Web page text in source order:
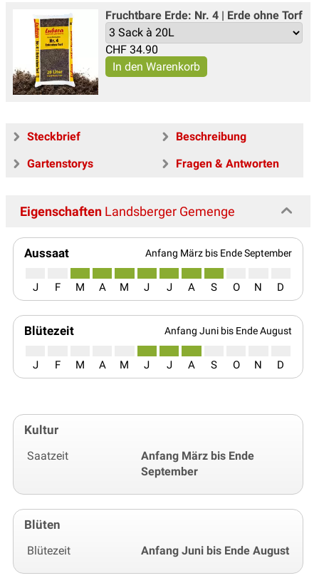
Fruchtbare Erde: Nr. 4 | Erde ohne Torf
CHF 34.90
Steckbrief
Beschreibung
Gartenstorys
Fragen & Antworten
Eigenschaften Landsberger Gemenge
Aussaat Anfang März bis Ende September
J F M A M J J A S O N D
Blütezeit Anfang Juni bis Ende August
J F M A M J J A S O N D
Kultur
Saatzeit
Anfang März bis Ende
September
Blüten
Blütezeit Anfang Juni bis Ende August